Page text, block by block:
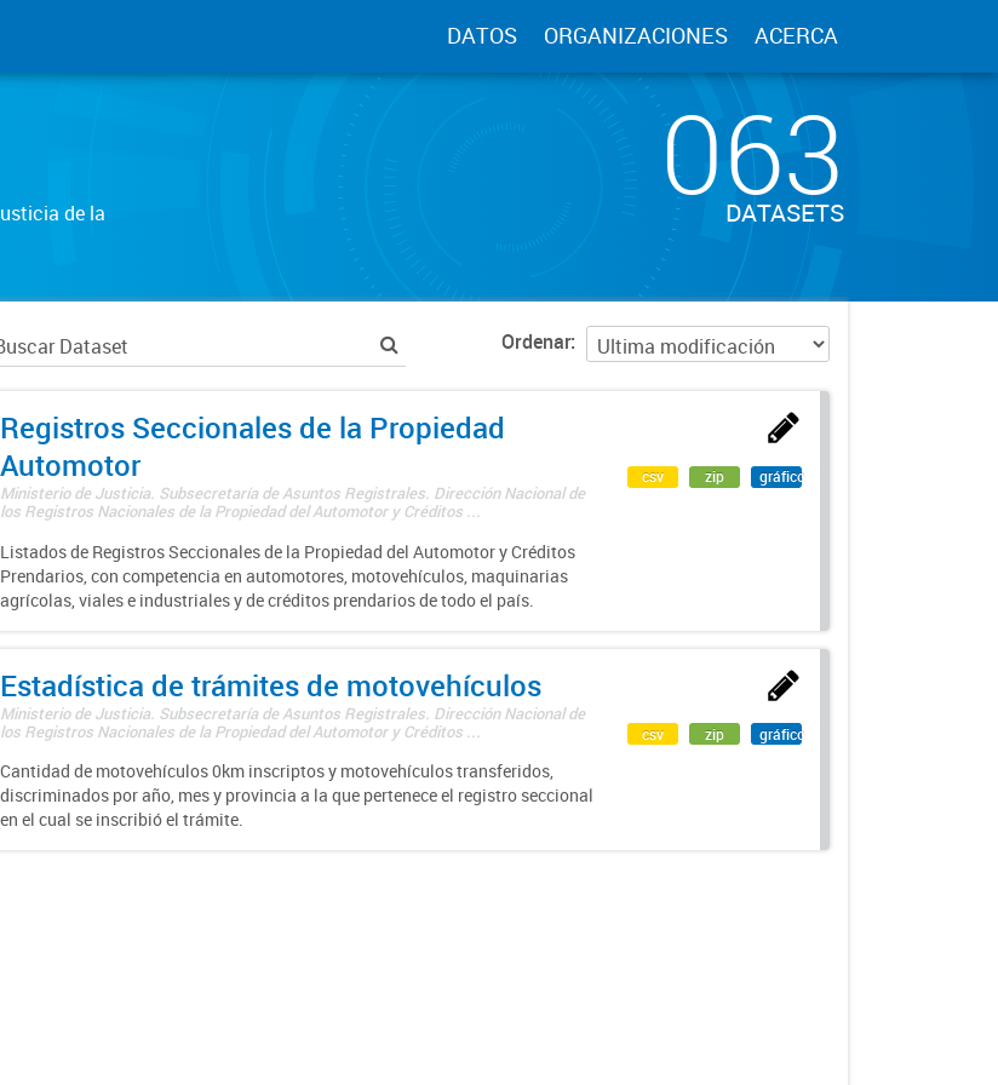
DATOS ORGANIZACIONES ACERCA
de la
063
DATASETS
Ordenar
Registros Seccionales de la Propiedad
Automotor
Ministerio de Justicia. Subsecretaría de Asuntos Registrales. Dirección Nacional de
los Registros Nacionales de la Propiedad del Automotor y Créditos ...
Listados de Registros Seccionales de la Propiedad del Automotor y Créditos
Prendarios, con competencia en automotores, motovehículos, maquinarias
agrícolas, viales e industriales y de créditos prendarios de todo el país.
csv zip gráfico
Estadística de trámites de motovehículos
Ministerio de Justicia. Subsecretaría de Asuntos Registrales. Dirección Nacional de
los Registros Nacionales de la Propiedad del Automotor y Créditos ...
Cantidad de motovehículos 0km inscriptos y motovehículos transferidos,
discriminados por año, mes y provincia a la que pertenece el registro seccional
en el cual se inscribió el trámite.
csv zip gráfico